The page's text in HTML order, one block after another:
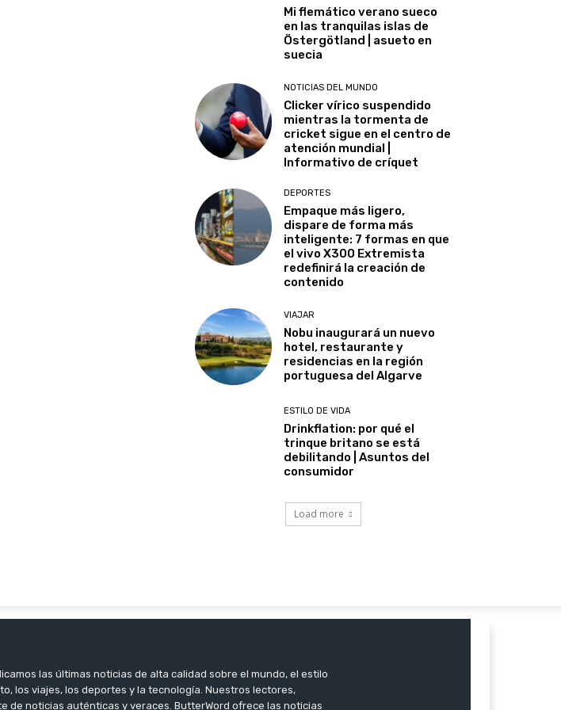
Mi flemático verano sueco
en las tranquilas islas de
Östergötland | asueto en
suecia
NOTICIAS DEL MUNDO
Clicker vírico suspendido
mientras la tormenta de
cricket sigue en el centro de
atención mundial |
Informativo de críquet
DEPORTES
Empaque más ligero,
dispare de forma más
inteligente: 7 formas en que
el vivo X300 Extremista
redefinirá la creación de
contenido
VIAJAR
Nobu inaugurará un nuevo
hotel, restaurante y
residencias en la región
portuguesa del Algarve
ESTILO DE VIDA
Drinkflation: por qué el
trinque britano se está
debilitando | Asuntos del
consumidor
Load more
las últimas noticias de alta calidad sobre el mundo, el estilo
los viajes, los deportes y la tecnología. Nuestros lectores,
de noticias auténticas y veraces. ButterWord ofrece las noticias